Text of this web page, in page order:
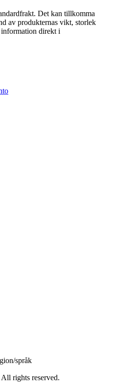
Det kan tillkomma
av produkternas vikt, storlek
information direkt i
språk
All rights reserved.